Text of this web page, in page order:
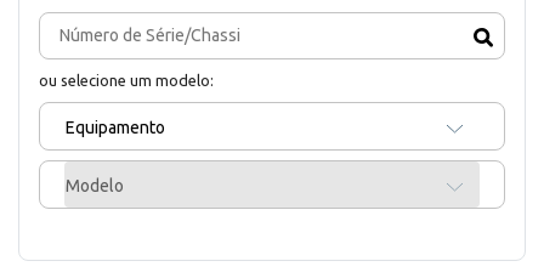
ou selecione um modelo:
Equipamento
Modelo